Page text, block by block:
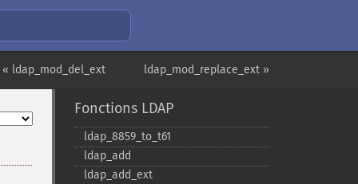
ldap_mod_replace_ext »
« ldap_mod_del_ext
Fonctions LDAP
ldap_​8859_​to_​t61
ldap_​add
ldap_​add_​ext